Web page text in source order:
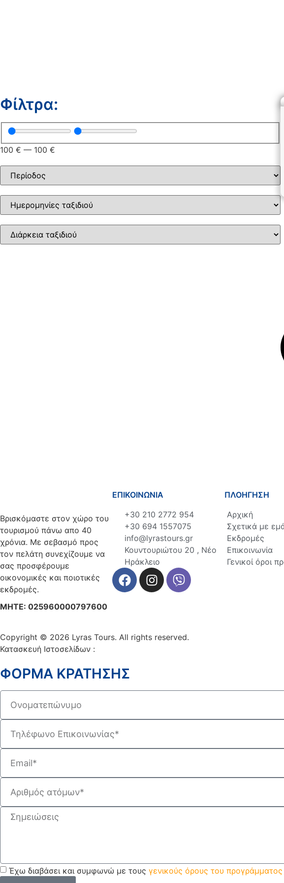
Φίλτρα:
100 € — 100 €
Βρισκόμαστε στον χώρο του
τουρισμού πάνω απο 40
χρόνια. Με σεβασμό προς
τον πελάτη συνεχίζουμε να
σας προσφέρουμε
οικονομικές και ποιοτικές
εκδρομές.
ΜΗΤΕ: 025960000797600
ΕΠΙΚΟΙΝΩΝΙΑ
+30 210 2772 954
+30 694 1557075
info@lyrastours.gr
Κουντουριώτου 20 , Νέο
Ηράκλειο
ΠΛΟΗΓΗΣΗ
Αρχική
Σχετικά με
Εκδρομές
Επικοινωνία
Γενικοί όροι
Copyright © 2026 Lyras Tours. All rights reserved.
Κατασκευή Ιστοσελίδων :
ΦΟΡΜΑ ΚΡΑΤΗΣΗΣ
Έχω διαβάσει και συμφωνώ με τους γενικούς όρους του προγράμματος